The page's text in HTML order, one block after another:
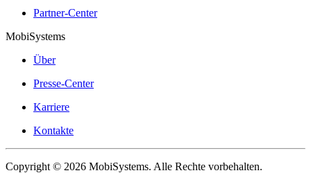
Partner-Center
MobiSystems
Über
Presse-Center
Karriere
Kontakte
Copyright © 2026 MobiSystems. Alle Rechte vorbehalten.